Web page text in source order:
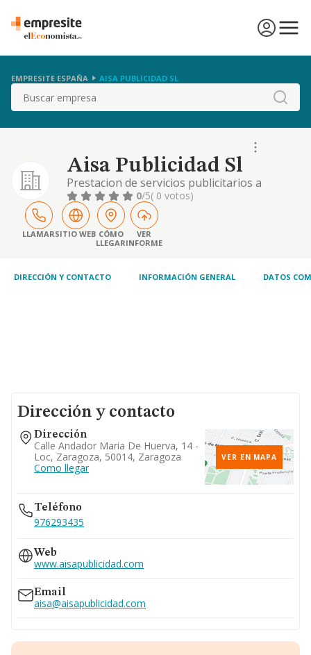
EMPRESITE ESPAÑA AISA PUBLICIDAD SL
Buscar
Aisa Publicidad Sl
Prestacion de servicios publicitarios a
terceros creatividad de campanas
publicitarias y en general cualquier servicio
de publicidad.
0/5( 0 votos)
LLAMARSITIO WEB CÓMO
LLEGAR
VER
INFORME
DIRECCIÓN Y CONTACTO INFORMACIÓN GENERAL DATOS
Dirección y contacto
Dirección
Calle Andador Maria De Huerva, 14 -
Loc, Zaragoza, 50014, Zaragoza
Como llegar
VER EN MAPA
Teléfono
976293435
Web
www.aisapublicidad.com
Email
aisa@aisapublicidad.com